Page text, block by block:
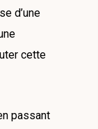
d’une
cette
passant